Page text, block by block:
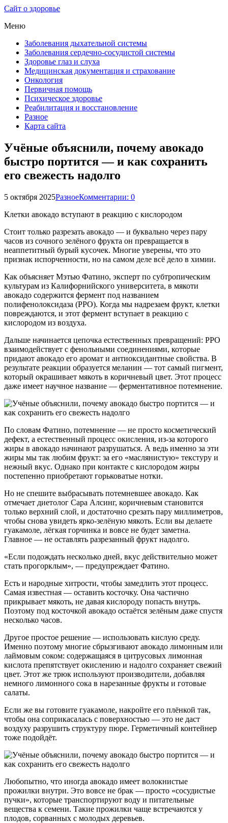
Сайт о здоровье
Меню
Заболевания дыхательной системы
Заболевания сердечно-сосудистой системы
Здоровье глаз и слуха
Медицинская документация и страхование
Онкология
Первичная помощь
Психическое здоровье
Реабилитация и восстановление
Разное
Карта сайта
Учёные объяснили, почему авокадо
быстро портится — и как сохранить
его свежесть надолго
5 октября 2025РазноеКомментарии: 0
Клетки авокадо вступают в реакцию с кислородом
Стоит только разрезать авокадо — и буквально через пару
часов из сочного зелёного фрукта он превращается в
неаппетитный бурый кусочек. Многие уверены, что это
признак испорченности, но на самом деле всё дело в химии.
Как объясняет Мэтью Фатино, эксперт по субтропическим
культурам из Калифорнийского университета, в мякоти
авокадо содержится фермент под названием
полифенолоксидаза (PPO). Когда мы надрезаем фрукт, клетки
повреждаются, и этот фермент вступает в реакцию с
кислородом из воздуха.
Дальше начинается цепочка естественных превращений: PPO
взаимодействует с фенольными соединениями, которые
придают авокадо его аромат и антиоксидантные свойства. В
результате реакции образуется меланин — тот самый пигмент,
который окрашивает мякоть в коричневый цвет. Этот процесс
даже имеет научное название — ферментативное потемнение.
По словам Фатино, потемнение — не просто косметический
дефект, а естественный процесс окисления, из-за которого
жиры в авокадо начинают разрушаться. А ведь именно за эти
жиры мы так любим фрукт: за его «маслянистую» текстуру и
нежный вкус. Однако при контакте с кислородом жиры
постепенно приобретают горьковатые нотки.
Но не спешите выбрасывать потемневшее авокадо. Как
отмечает диетолог Сара Алсинг, коричневым становится
только верхний слой, и достаточно срезать пару миллиметров,
чтобы снова увидеть ярко-зелёную мякоть. Если вы делаете
гуакамоле, лёгкая горчинка и вовсе не будет заметна.
Главное — не оставлять разрезанный фрукт надолго.
«Если подождать несколько дней, вкус действительно может
стать прогорклым», — предупреждает Фатино.
Есть и народные хитрости, чтобы замедлить этот процесс.
Самая известная — оставить косточку. Она частично
прикрывает мякоть, не давая кислороду попасть внутрь.
Поэтому под косточкой авокадо остаётся зелёным даже спустя
несколько часов.
Другое простое решение — использовать кислую среду.
Именно поэтому многие сбрызгивают авокадо лимонным или
лаймовым соком: содержащаяся в цитрусовых лимонная
кислота препятствует окислению и надолго сохраняет свежий
цвет. Этот же трюк используют производители, добавляя
немного лимонного сока в нарезанные фрукты и готовые
салаты.
Если же вы готовите гуакамоле, накройте его плёнкой так,
чтобы она соприкасалась с поверхностью — это не даст
воздуху разрушить структуру пюре. Герметичный контейнер
тоже подойдёт.
Любопытно, что иногда авокадо имеет волокнистые
прожилки внутри. Это вовсе не брак — просто «сосудистые
пучки», которые транспортируют воду и питательные
вещества к семени. Такие прожилки чаще встречаются у
плодов, сорванных с молодых деревьев.